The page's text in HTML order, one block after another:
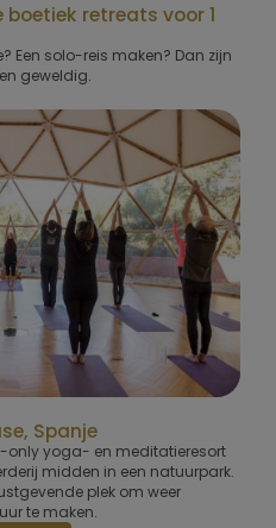
retreats voor 1
Een solo-reis maken? Dan zijn
geweldig.
Spanje
only yoga- en meditatieresort
midden in een natuurpark.
plek om weer
te maken.